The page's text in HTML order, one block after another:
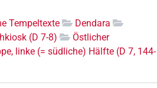
Tempeltexte
Dendara
(D 7-8)
Östlicher
linke (= südliche) Hälfte (D 7, 144-